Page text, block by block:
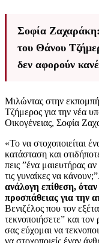
Σοφία Ζαχαράκη:
του Θάνου
δεν αφορούν
Μιλώντας στην
Τζήμερος για την νέα
Οικογένειας, Σοφία
«Το να στοχοποιείται
κατάσταση και
πεις ”ένα μαιευτήρας
τις γυναίκες να κάνουν;”.
ανάλογη επίθεση,
προσπάθειας για την
Βενιζέλος που τον
τεκνοποιήσετε” και
σας εύχομαι να